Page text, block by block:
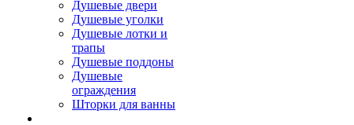
Душевые двери
Душевые уголки
Душевые лотки и
трапы
Душевые поддоны
Душевые
ограждения
Шторки для ванны